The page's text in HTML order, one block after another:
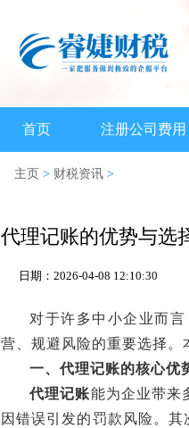
首页 注册公司费用
主页 > 财税资讯 >
代理记账的优势与选
日期：2026-04-08 12:10:30
对于许多中小企业而
营、规避风险的重要选择。
一、代理记账的核心优
代理记账能为企业带来
因错误引发的罚款风险。